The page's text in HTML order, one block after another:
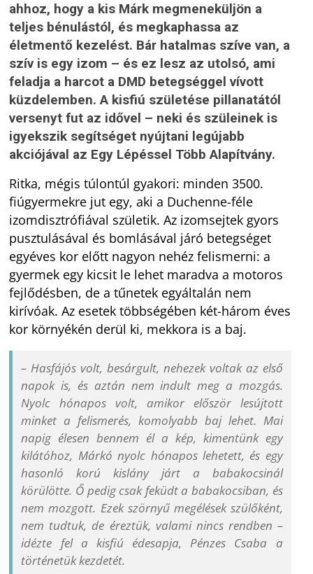
ahhoz, hogy a kis Márk megmeneküljön a
teljes bénulástól, és megkaphassa az
életmentő kezelést. Bár hatalmas szíve van, a
szív is egy izom – és ez lesz az utolsó, ami
feladja a harcot a DMD betegséggel vívott
küzdelemben. A kisfiú születése pillanatától
versenyt fut az idővel – neki és szüleinek is
igyekszik segítséget nyújtani legújabb
akciójával az Egy Lépéssel Több Alapítvány.
Ritka, mégis túlontúl gyakori: minden 3500.
fiúgyermekre jut egy, aki a Duchenne-féle
izomdisztrófiával születik. Az izomsejtek gyors
pusztulásával és bomlásával járó betegséget
egyéves kor előtt nagyon nehéz felismerni: a
gyermek egy kicsit le lehet maradva a motoros
fejlődésben, de a tűnetek egyáltalán nem
kirívóak. Az esetek többségében két-három éves
kor környékén derül ki, mekkora is a baj.
– Hasfájós volt, besárgult, nehezek voltak az első
napok is, és aztán nem indult meg a mozgás.
Nyolc hónapos volt, amikor először lesújtott
minket a felismerés, komolyabb baj lehet. Mai
napig élesen bennem él a kép, kimentünk egy
kilátóhoz, Márkó nyolc hónapos lehetett, és egy
hasonló korú kislány járt a babakocsinál
körülötte. Ő pedig csak feküdt a babakocsiban, és
nem mozgott. Ezek szörnyű megélések szülőként,
nem tudtuk, de éreztük, valami nincs rendben –
idézte fel a kisfiú édesapja, Pénzes Csaba a
történetük kezdetét.